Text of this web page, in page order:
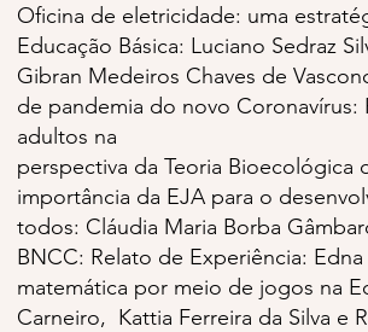
Oficina de eletricidade: uma
Educação Básica: Luciano Sedraz
Gibran Medeiros Chaves de
de pandemia do novo Coronavírus:
adultos na
perspectiva da Teoria Bioecológica
importância da EJA para o
todos: Cláudia Maria Borba
BNCC: Relato de Experiência:
matemática por meio de jogos na
Carneiro, Kattia Ferreira da Silva e